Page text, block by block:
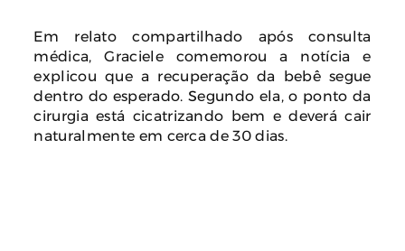
Em relato compartilhado após consulta
médica, Graciele comemorou a notícia e
explicou que a recuperação da bebê segue
dentro do esperado. Segundo ela, o ponto da
cirurgia está cicatrizando bem e deverá cair
naturalmente em cerca de 30 dias.